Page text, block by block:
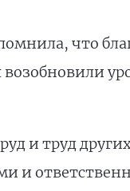
что
и труд
и